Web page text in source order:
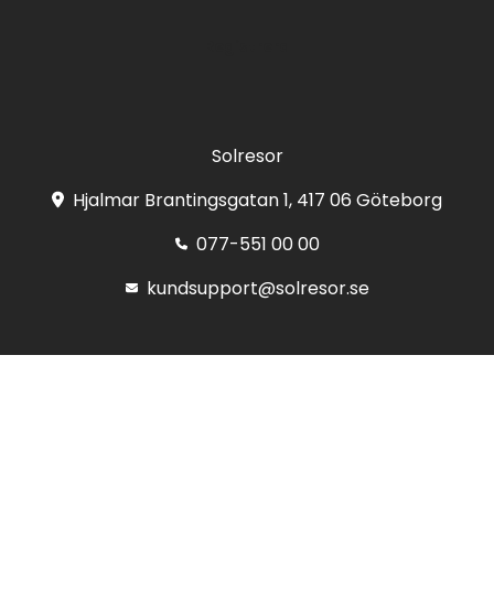
Solresor
Hjalmar Brantingsgatan 1, 417 06 Göteborg
077-551 00 00
kundsupport@solresor.se